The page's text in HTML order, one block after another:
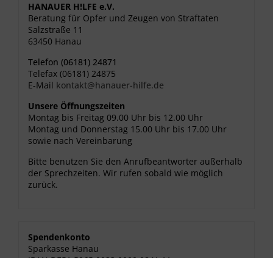
HANAUER H!LFE e.V.
Beratung für Opfer und Zeugen von Straftaten
Salzstraße 11
63450 Hanau
Telefon (06181) 24871
Telefax (06181) 24875
E-Mail kontakt@hanauer-hilfe.de
Unsere Öffnungszeiten
Montag bis Freitag 09.00 Uhr bis 12.00 Uhr
Montag und Donnerstag 15.00 Uhr bis 17.00 Uhr
sowie nach Vereinbarung
Bitte benutzen Sie den Anrufbeantworter außerhalb
der Sprechzeiten. Wir rufen sobald wie möglich
zurück.
Spendenkonto
Sparkasse Hanau